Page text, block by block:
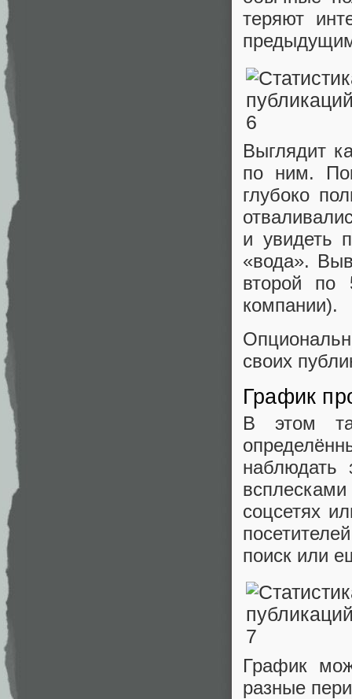
теряют
Выглядит
по ним.
глубоко
и увидеть
«вода».
второй по
компании).
своих
График
В этом
наблюдать
соцсетях
поиск или
График
разные